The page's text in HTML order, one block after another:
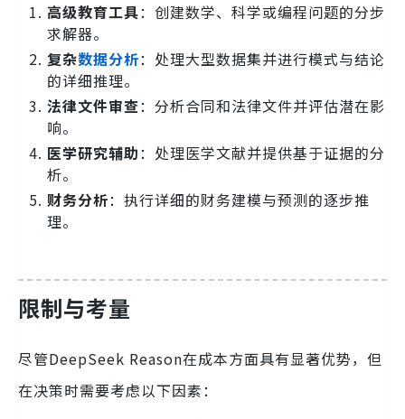
高级教育工具：创建数学、科学或编程问题的分步
求解器。
复杂数据分析：处理大型数据集并进行模式与结论
的详细推理。
法律文件审查：分析合同和法律文件并评估潜在影
响。
医学研究辅助：处理医学文献并提供基于证据的分
析。
财务分析：执行详细的财务建模与预测的逐步推
理。
限制与考量
尽管DeepSeek Reason在成本方面具有显著优势，但
在决策时需要考虑以下因素：